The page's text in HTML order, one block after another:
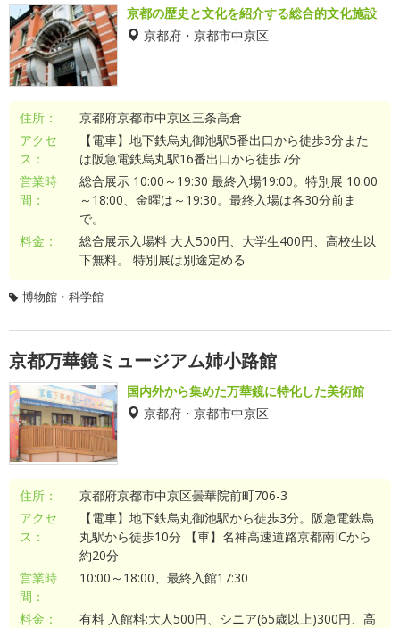
京都の歴史と文化を紹介する総合的文化施設
京都府・京都市中京区
住所：
京都府京都市中京区三条高倉
アクセ
ス：
【電車】地下鉄烏丸御池駅5番出口から徒歩3分また
は阪急電鉄烏丸駅16番出口から徒歩7分
営業時
間：
総合展示 10:00～19:30 最終入場19:00。特別展 10:00
～18:00、金曜は～19:30。最終入場は各30分前ま
で。
料金：
総合展示入場料 大人500円、大学生400円、高校生以
下無料。 特別展は別途定める
博物館・科学館
京都万華鏡ミュージアム姉小路館
国内外から集めた万華鏡に特化した美術館
京都府・京都市中京区
住所：
京都府京都市中京区曇華院前町706-3
アクセ
ス：
【電車】地下鉄烏丸御池駅から徒歩3分。阪急電鉄烏
丸駅から徒歩10分 【車】名神高速道路京都南ICから
約20分
営業時
間：
10:00～18:00、最終入館17:30
料金：
有料 入館料:大人500円、シニア(65歳以上)300円、高